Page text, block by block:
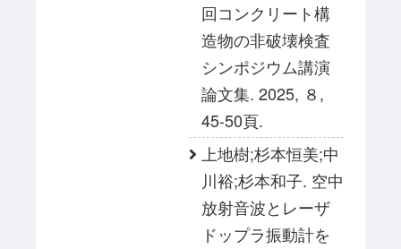
回コンクリート構
造物の非破壊検査
シンポジウム講演
論文集. 2025, ８,
45-50頁.
上地樹;杉本恒美;中
川裕;杉本和子. 空中
放射音波とレーザ
ドップラ振動計を